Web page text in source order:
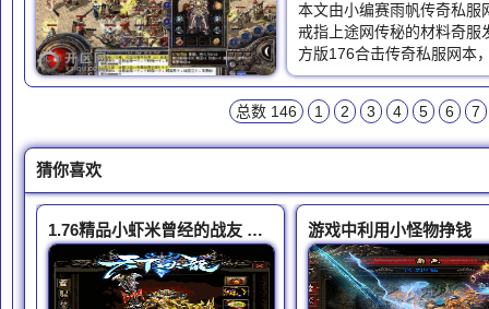
本文由小编赛雨帆传奇私服
戒指上途网传秘的材料奇服
方版176合击传奇私服网本
总数 146 1 2 3 4 5 6 7
猜你喜欢
1.76精品小虾米曾经的战友 光芒烈火第一人保镖 游戏中利用小怪物挣钱